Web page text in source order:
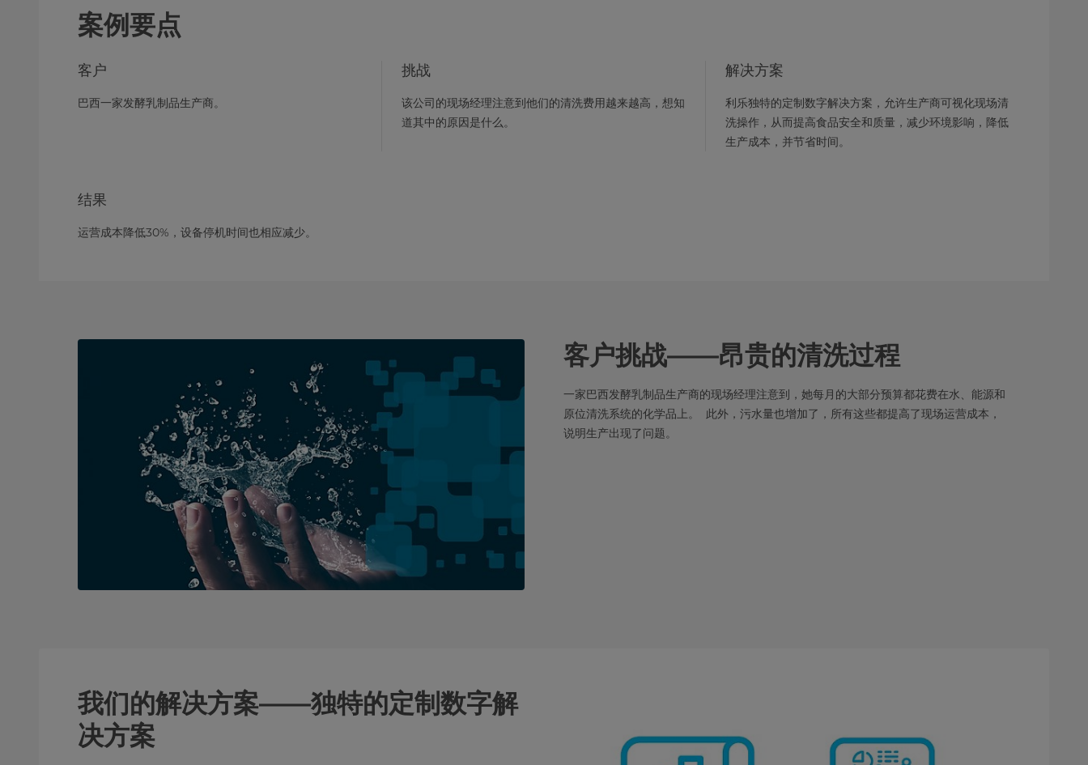
案例要点
客户
巴西一家发酵乳制品生产商。
挑战
该公司的现场经理注意到他们的清洗费用越来越高，想知
道其中的原因是什么。
解决方案
利乐独特的定制数字解决方案，允许生产商可视化现场清
洗操作，从而提高食品安全和质量，减少环境影响，降低
生产成本，并节省时间。
结果
运营成本降低30%，设备停机时间也相应减少。
客户挑战——昂贵的清洗过程
一家巴西发酵乳制品生产商的现场经理注意到，她每月的大部分预算都花费在水、能源和
原位清洗系统的化学品上。 此外，污水量也增加了，所有这些都提高了现场运营成本，
说明生产出现了问题。
我们的解决方案——独特的定制数字解
决方案